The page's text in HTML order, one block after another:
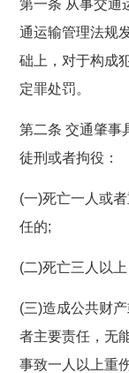
第一条 从事交通
通运输管理法规
础上，对于构成
定罪处罚。
第二条 交通肇事
徒刑或者拘役：
(一)死亡一人或
任的;
(二)死亡三人以
(三)造成公共财
者主要责任，无
事致一人以上重